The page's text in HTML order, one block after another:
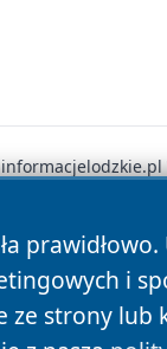
i
strony lub
Polityka